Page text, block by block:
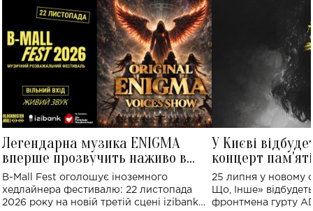
Легендарна музика ENIGMA
вперше прозвучить наживо в
Україні: де відбудеться концерт
B-Mall Fest оголошує іноземного
хедлайнера фестивалю: 22 листопада
2026 року на новій третій сцені izibank
У Києві
концерт
Клименка:
виконають
25 липня у новому
Що, Інше»
фронтмена гурту